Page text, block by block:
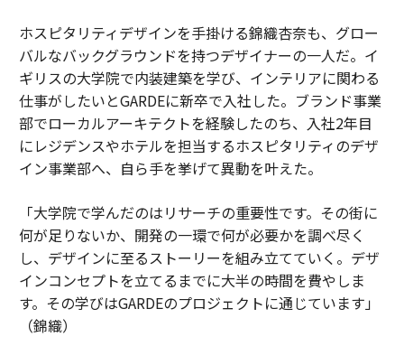
ホスピタリティデザインを手掛ける錦織杏奈も、グロー
バルなバックグラウンドを持つデザイナーの一人だ。イ
ギリスの大学院で内装建築を学び、インテリアに関わる
仕事がしたいとGARDEに新卒で入社した。ブランド事業
部でローカルアーキテクトを経験したのち、入社2年目
にレジデンスやホテルを担当するホスピタリティのデザ
イン事業部へ、自ら手を挙げて異動を叶えた。
「大学院で学んだのはリサーチの重要性です。その街に
何が足りないか、開発の一環で何が必要かを調べ尽く
し、デザインに至るストーリーを組み立てていく。デザ
インコンセプトを立てるまでに大半の時間を費やしま
す。その学びはGARDEのプロジェクトに通じています」
（錦織）